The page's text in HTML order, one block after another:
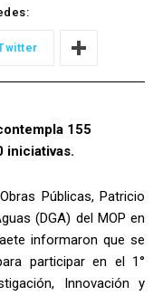
155
iniciativas.
Públicas, Patricio
(DGA) del MOP en
informaron que se
participar en el 1°
Innovación y